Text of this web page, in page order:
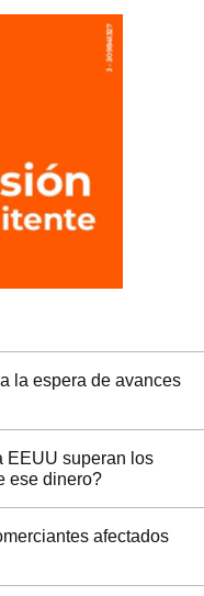
la espera de avances
EEUU superan los
ese dinero?
afectados